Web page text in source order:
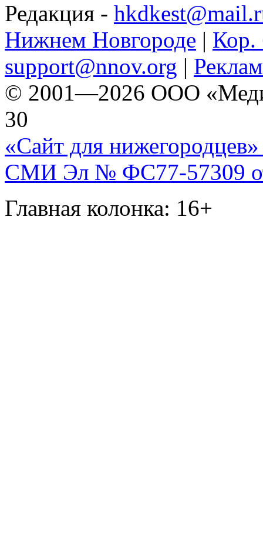
Редакция -
Нижнем Новгороде | Кор.
support@nnov.org |
© 2001—2026 ООО
30
«Сайт для нижегородцев»
СМИ Эл № ФС77-57309
Главная колонка: 16+